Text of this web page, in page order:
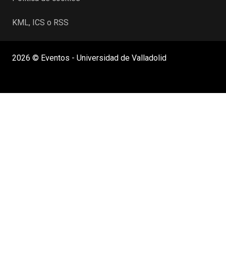
KML, ICS o RSS
2026 © Eventos - Universidad de Valladolid